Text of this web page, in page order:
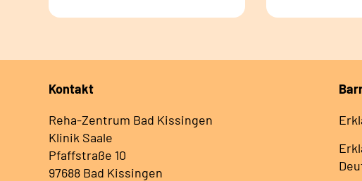
Kontakt
Reha-Zentrum Bad Kissingen
Klinik Saale
Pfaffstraße 10
97688 Bad Kissingen